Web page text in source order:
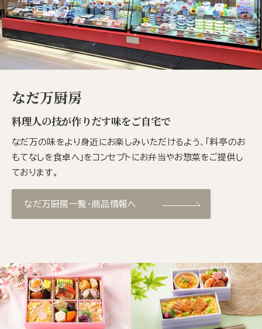
なだ万厨房
料理人の技が作りだす味をご自宅で
なだ万の味をより身近にお楽しみいただけるよう、「料亭のお
もてなしを食卓へ」をコンセプトにお弁当やお惣菜をご提供し
ております。
なだ万厨房一覧・商品情報へ